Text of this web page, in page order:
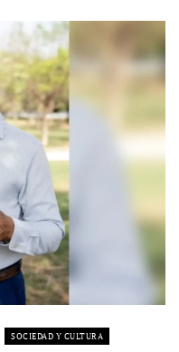
SOCIEDAD Y CULTURA